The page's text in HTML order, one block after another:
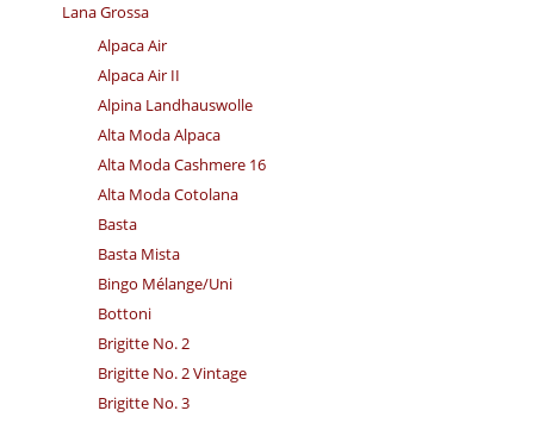
Lana Grossa
Alpaca Air
Alpaca Air II
Alpina Landhauswolle
Alta Moda Alpaca
Alta Moda Cashmere 16
Alta Moda Cotolana
Basta
Basta Mista
Bingo Mélange/​Uni
Bottoni
Brigitte No. 2
Brigitte No. 2 Vintage
Brigitte No. 3